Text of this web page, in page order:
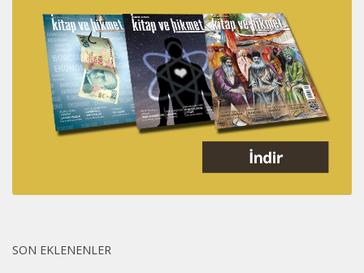
SON EKLENENLER